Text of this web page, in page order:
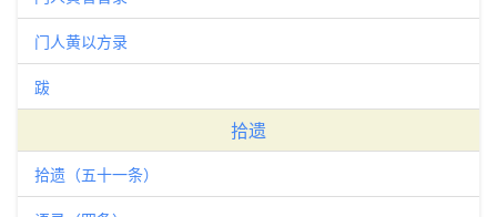
门人黄以方录
跋
拾遗
拾遗（五十一条）